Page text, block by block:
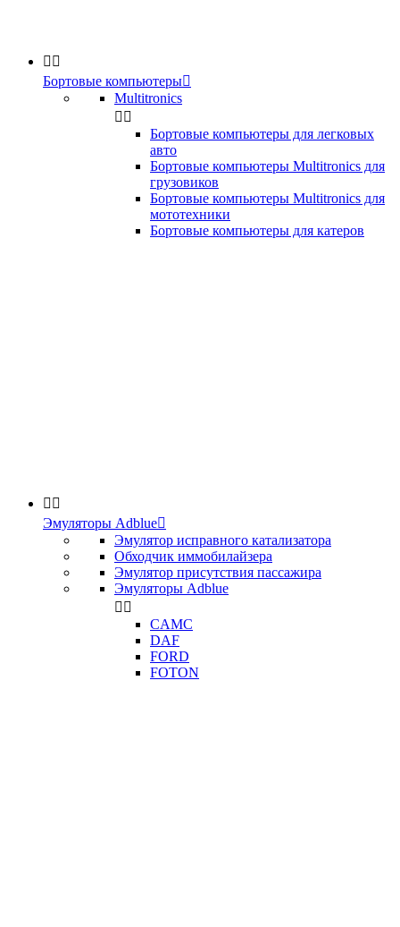
 
Бортовые компьютеры
Multitronics
 
Бортовые компьютеры для легковых
авто
Бортовые компьютеры Multitronics для
грузовиков
Бортовые компьютеры Multitronics для
мототехники
Бортовые компьютеры для катеров
 
Эмуляторы Adblue
Эмулятор исправного катализатора
Обходчик иммобилайзера
Эмулятор присутствия пассажира
Эмуляторы Adblue
 
CAMC
DAF
FORD
FOTON